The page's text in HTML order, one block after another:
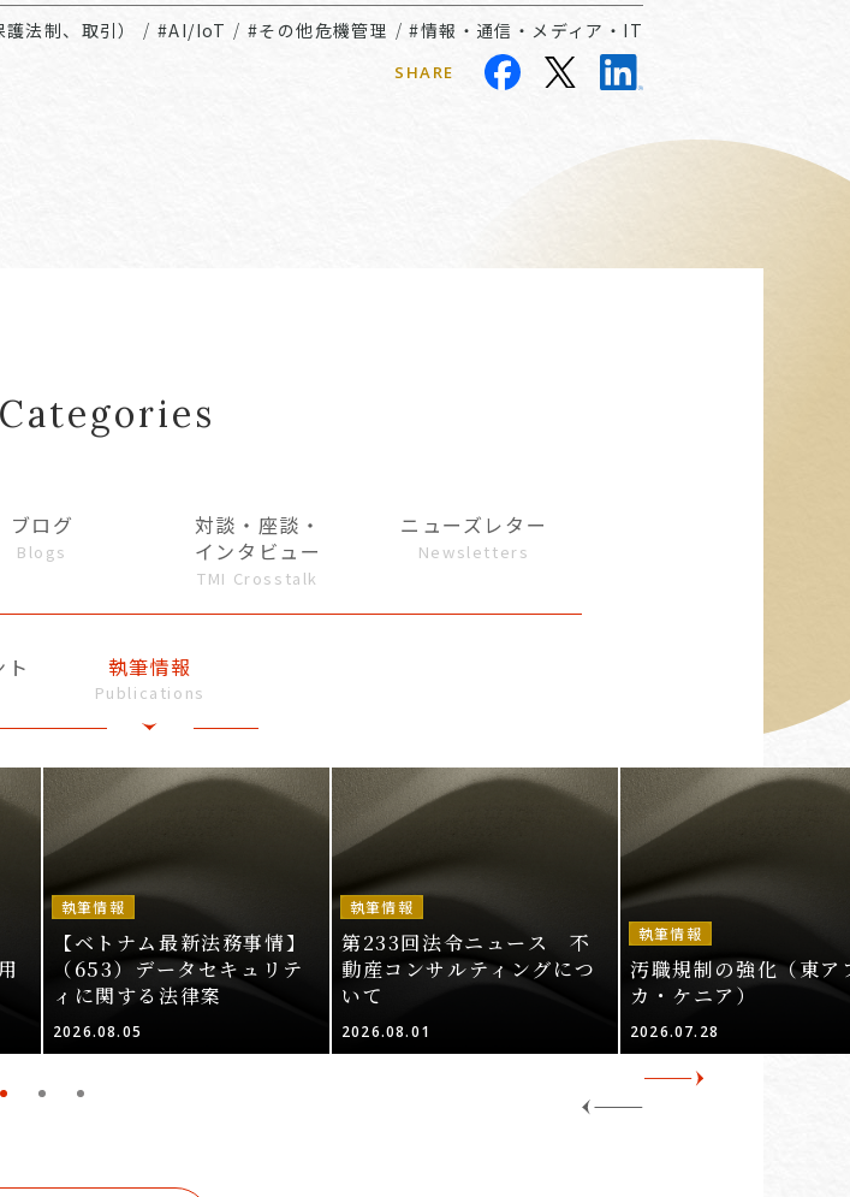
法制、取引） / #AI/IoT / #その他危機管理 /#情報・通信・メディア・IT
SHARE
ブログ
Blogs
対談・座談・
インタビュー
TMI Crosstalk
ニューズレター
Newsletters
執筆情報
Publications
執筆情報
【ベトナム最新法務事情】
（653）データセキュリテ
ィに関する法律案
2026.08.05
執筆情報
第233回法令ニュース 不
動産コンサルティングにつ
いて
2026.08.01
執筆情報
汚職規制の強化（東ア
カ・ケニア）
2026.07.28